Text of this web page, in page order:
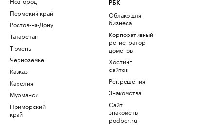
Пермский край
Ростов-на-Дону
Татарстан
Тюмень
Черноземье
Кавказ
Карелия
Мурманск
Приморский
край
РБК
Облако для
бизнеса
Корпоративный
регистратор
доменов
Хостинг
сайтов
Рег.решения
Знакомства
Сайт
знакомств
podbor.ru